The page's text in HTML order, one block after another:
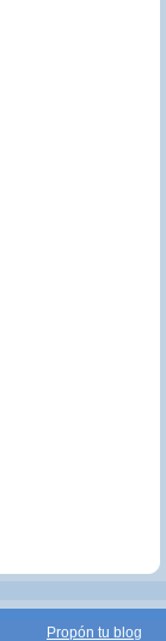
Propón tu blog